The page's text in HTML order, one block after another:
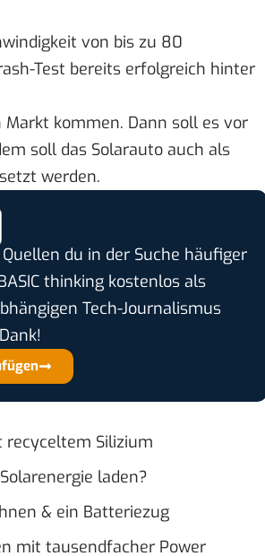
von bis zu 80
Test bereits erfolgreich hinter
kommen. Dann soll es vor
soll das Solarauto auch als
werden.
du in der Suche häufiger
thinking kostenlos als
Tech-Journalismus
recyceltem Silizium
laden?
& ein Batteriezug
mit tausendfacher Power